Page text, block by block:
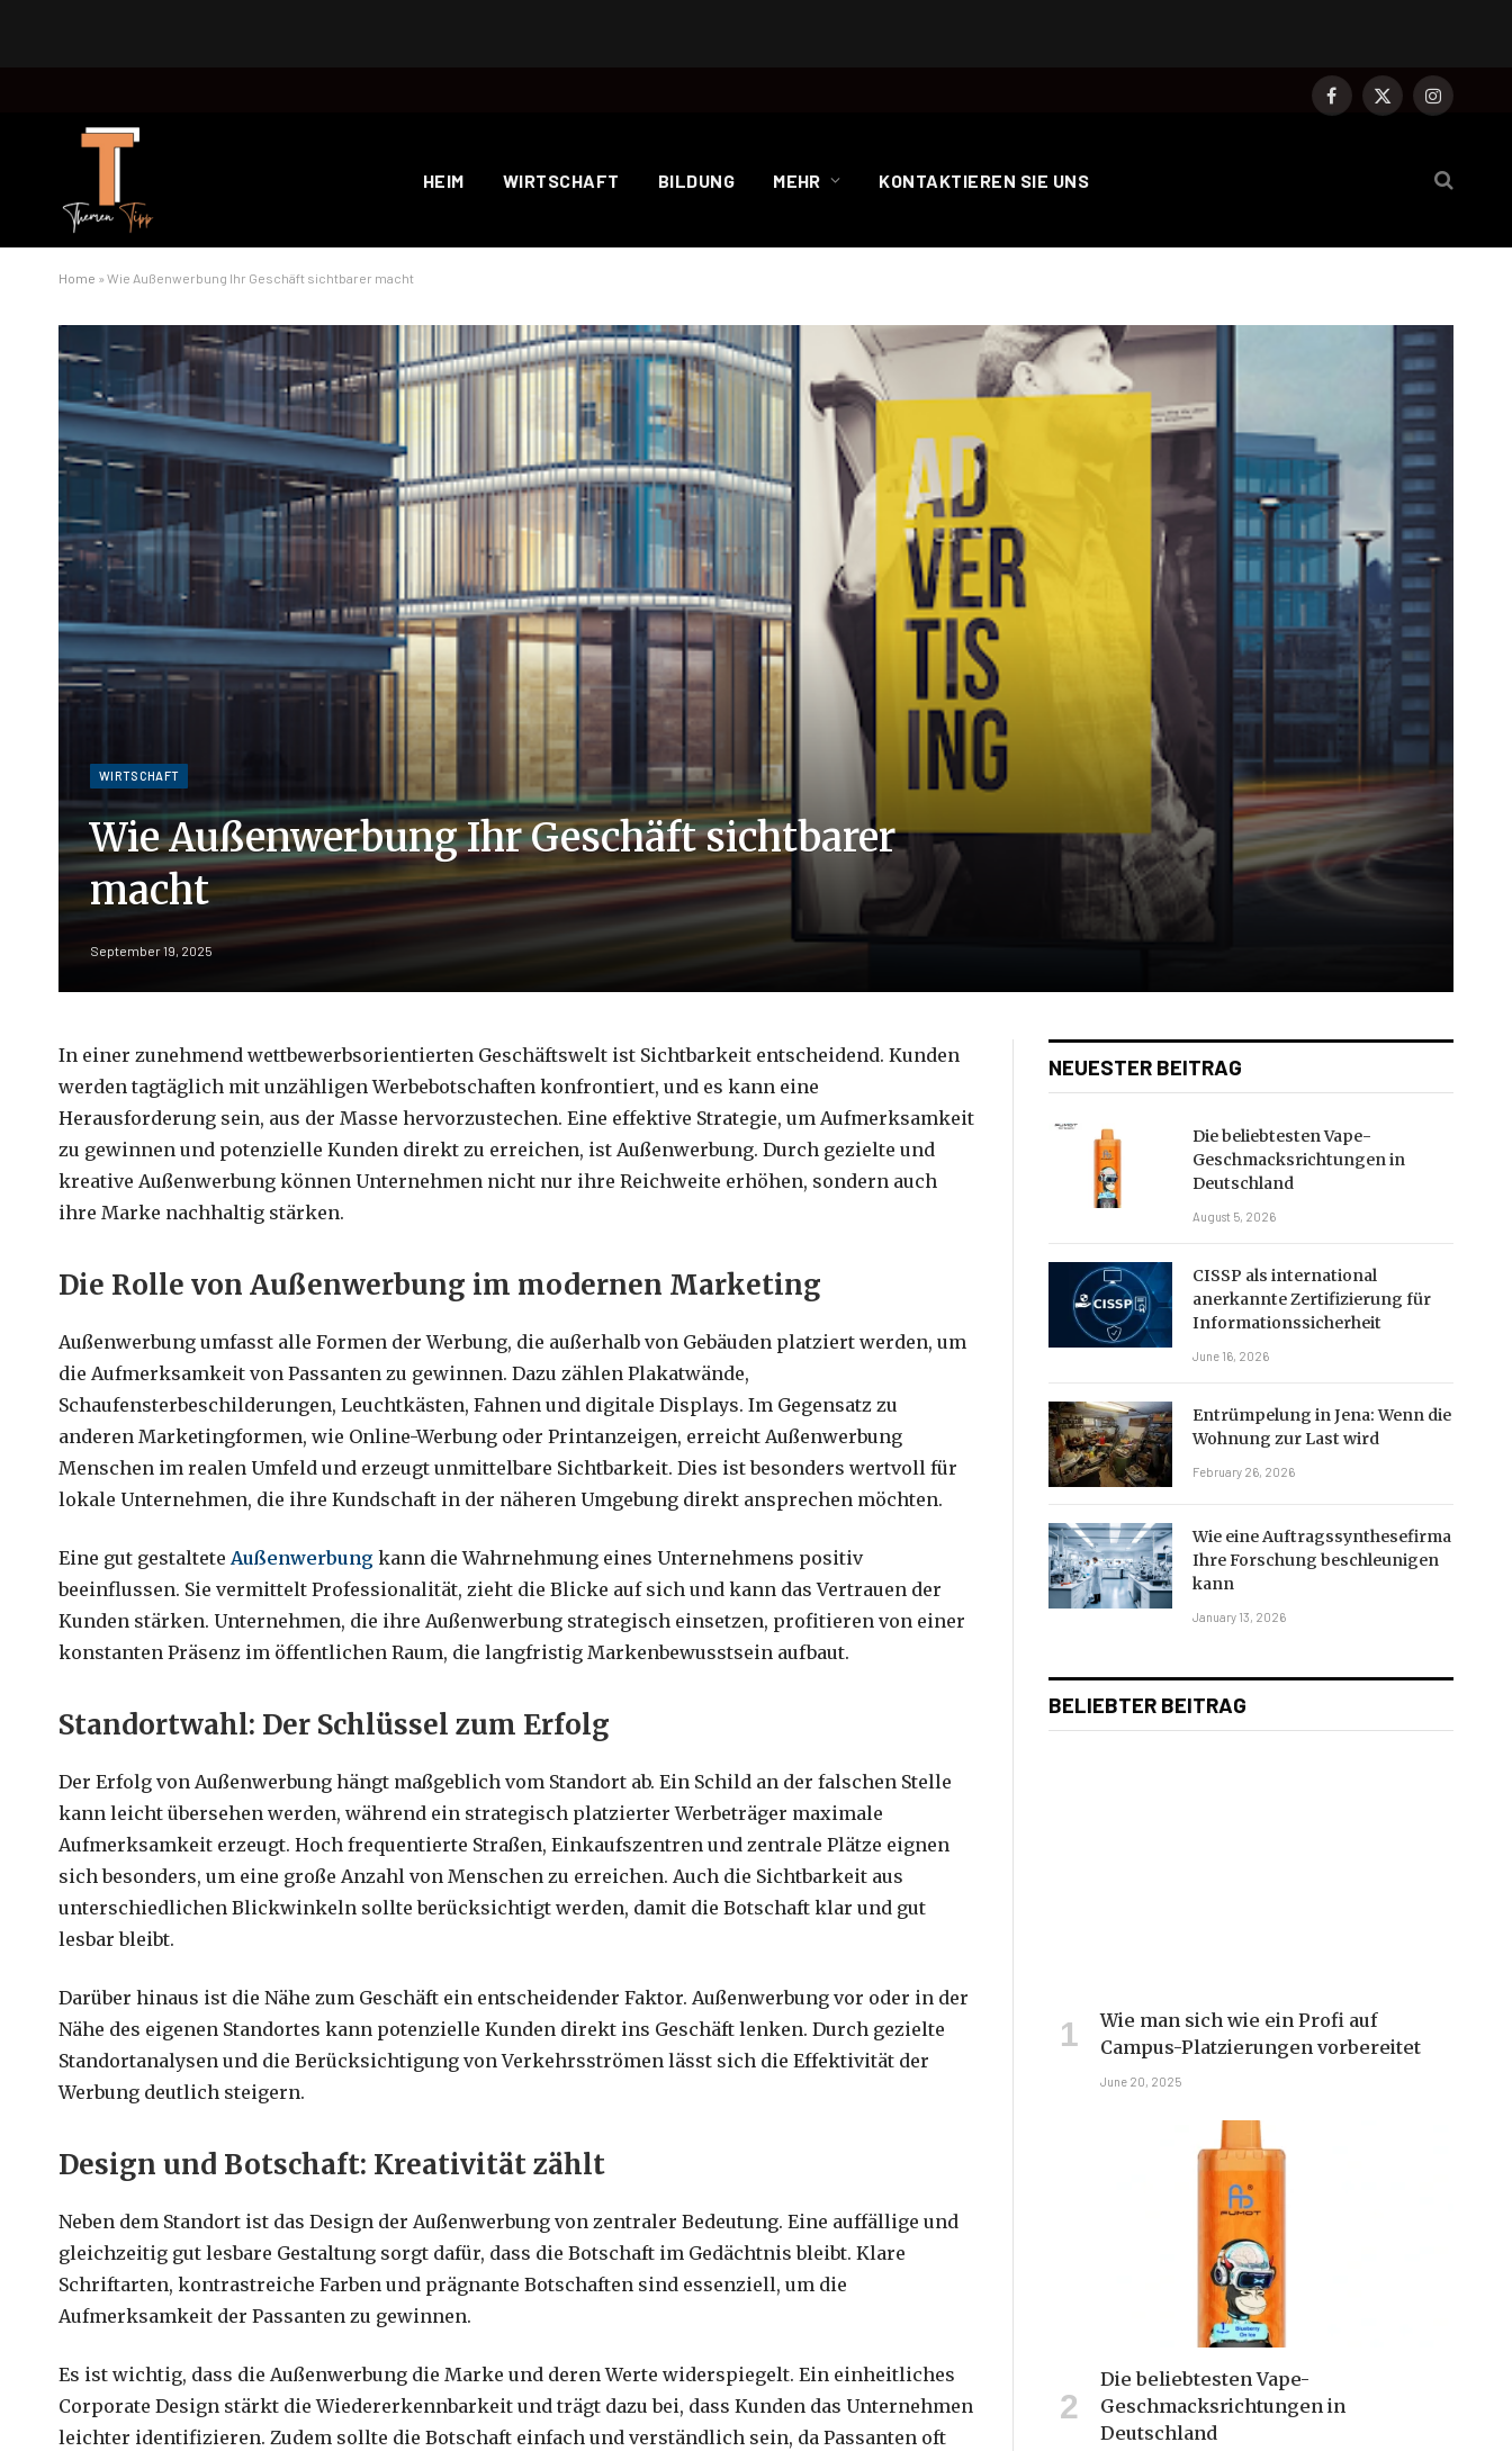
Facebook
X
Instagram
HEIM WIRTSCHAFT BILDUNG MEHR KONTAKTIEREN SIE UNS
Home » Wie Außenwerbung Ihr Geschäft sichtbarer macht
WIRTSCHAFT
Wie Außenwerbung Ihr Geschäft sichtbarer
macht
September 19, 2025
In einer zunehmend wettbewerbsorientierten Geschäftswelt ist Sichtbarkeit entscheidend. Kunden
werden tagtäglich mit unzähligen Werbebotschaften konfrontiert, und es kann eine
Herausforderung sein, aus der Masse hervorzustechen. Eine effektive Strategie, um Aufmerksamkeit
zu gewinnen und potenzielle Kunden direkt zu erreichen, ist Außenwerbung. Durch gezielte und
kreative Außenwerbung können Unternehmen nicht nur ihre Reichweite erhöhen, sondern auch
ihre Marke nachhaltig stärken.
Die Rolle von Außenwerbung im modernen Marketing
Außenwerbung umfasst alle Formen der Werbung, die außerhalb von Gebäuden platziert werden, um
die Aufmerksamkeit von Passanten zu gewinnen. Dazu zählen Plakatwände,
Schaufensterbeschilderungen, Leuchtkästen, Fahnen und digitale Displays. Im Gegensatz zu
anderen Marketingformen, wie Online-Werbung oder Printanzeigen, erreicht Außenwerbung
Menschen im realen Umfeld und erzeugt unmittelbare Sichtbarkeit. Dies ist besonders wertvoll für
lokale Unternehmen, die ihre Kundschaft in der näheren Umgebung direkt ansprechen möchten.
Eine gut gestalteteAußenwerbung kann die Wahrnehmung eines Unternehmens positiv
beeinflussen. Sie vermittelt Professionalität, zieht die Blicke auf sich und kann das Vertrauen der
Kunden stärken. Unternehmen, die ihre Außenwerbung strategisch einsetzen, profitieren von einer
konstanten Präsenz im öffentlichen Raum, die langfristig Markenbewusstsein aufbaut.
Standortwahl: Der Schlüssel zum Erfolg
Der Erfolg von Außenwerbung hängt maßgeblich vom Standort ab. Ein Schild an der falschen Stelle
kann leicht übersehen werden, während ein strategisch platzierter Werbeträger maximale
Aufmerksamkeit erzeugt. Hoch frequentierte Straßen, Einkaufszentren und zentrale Plätze eignen
sich besonders, um eine große Anzahl von Menschen zu erreichen. Auch die Sichtbarkeit aus
unterschiedlichen Blickwinkeln sollte berücksichtigt werden, damit die Botschaft klar und gut
lesbar bleibt.
Darüber hinaus ist die Nähe zum Geschäft ein entscheidender Faktor. Außenwerbung vor oder in der
Nähe des eigenen Standortes kann potenzielle Kunden direkt ins Geschäft lenken. Durch gezielte
Standortanalysen und die Berücksichtigung von Verkehrsströmen lässt sich die Effektivität der
Werbung deutlich steigern.
Design und Botschaft: Kreativität zählt
Neben dem Standort ist das Design der Außenwerbung von zentraler Bedeutung. Eine auffällige und
gleichzeitig gut lesbare Gestaltung sorgt dafür, dass die Botschaft im Gedächtnis bleibt. Klare
Schriftarten, kontrastreiche Farben und prägnante Botschaften sind essenziell, um die
Aufmerksamkeit der Passanten zu gewinnen.
Es ist wichtig, dass die Außenwerbung die Marke und deren Werte widerspiegelt. Ein einheitliches
Corporate Design stärkt die Wiedererkennbarkeit und trägt dazu bei, dass Kunden das Unternehmen
leichter identifizieren. Zudem sollte die Botschaft einfach und verständlich sein, da Passanten oft
NEUESTER BEITRAG
Die beliebtesten Vape-
Geschmacksrichtungen in
Deutschland
August 5, 2026
CISSP als international
anerkannte Zertifizierung für
Informationssicherheit
June 16, 2026
Entrümpelung in Jena: Wenn die
Wohnung zur Last wird
February 26, 2026
Wie eine Auftragssynthesefirma
Ihre Forschung beschleunigen
kann
January 13, 2026
BELIEBTER BEITRAG
Wie man sich wie ein Profi auf
Campus-Platzierungen vorbereitet
June 20, 2025
Die beliebtesten Vape-
Geschmacksrichtungen in
Deutschland